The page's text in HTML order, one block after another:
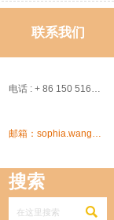
联系我们
电话 : + 86 150 5162 5639

搜索
